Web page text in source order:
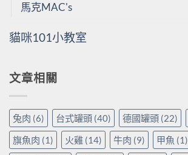
馬克MAC's
貓咪101小教室
文章相關
兔肉 (6) 台式罐頭 (40) 德國罐頭 (22)
旗魚肉 (1) 火雞 (14) 牛肉 (9) 甲魚 (1)